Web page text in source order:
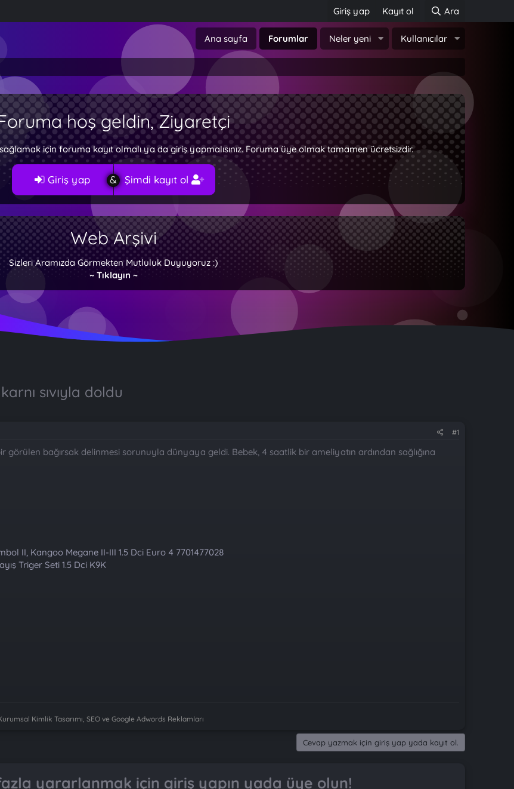
Giriş yap Kayıt ol Ara
Ana sayfa Forumlar Neler yeni Kullanıcılar
hoş geldin, Ziyaretçi
için foruma kayıt olmalı ya da giriş yapmalısınız. Foruma üye olmak tamamen ücretsizdir.
Giriş yap Şimdi kayıt ol
Web Arşivi
Sizleri Aramızda Görmekten Mutluluk Duyuyoruz :)
~ Tıklayın ~
sıvıyla doldu
#1
görülen bağırsak delinmesi sorunuyla dünyaya geldi. Bebek, 4 saatlik bir ameliyatın ardından sağlığına
II, Kangoo Megane II-III 1.5 Dci Euro 4 7701477028
Triger Seti 1.5 Dci K9K
Kimlik Tasarımı, SEO ve Google Adwords Reklamları
Cevap yazmak için giriş yap yada kayıt ol.
yararlanmak için giriş yapın yada üye olun!